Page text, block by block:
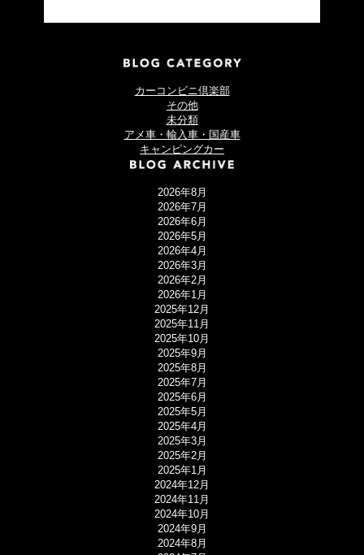
カーコンビニ倶楽部
その他
未分類
アメ車・輸入車・国産車
キャンピングカー
2026年8月
2026年7月
2026年6月
2026年5月
2026年4月
2026年3月
2026年2月
2026年1月
2025年12月
2025年11月
2025年10月
2025年9月
2025年8月
2025年7月
2025年6月
2025年5月
2025年4月
2025年3月
2025年2月
2025年1月
2024年12月
2024年11月
2024年10月
2024年9月
2024年8月